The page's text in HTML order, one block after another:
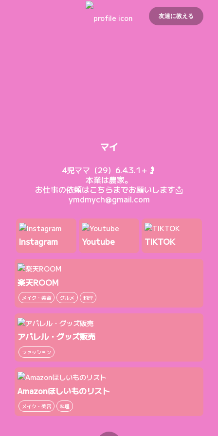
友達に教える
マイ
4児ママ（29）6.4.3.1＋🤰
本業は農家。
お仕事の依頼はこちらまでお願いします📩
ymdmych@gmail.com
Instagram Youtube TIKTOK
楽天ROOM
メイク・美容 グルメ 料理
アパレル・グッズ販売
ファッション
Amazonほしいものリスト
メイク・美容 料理